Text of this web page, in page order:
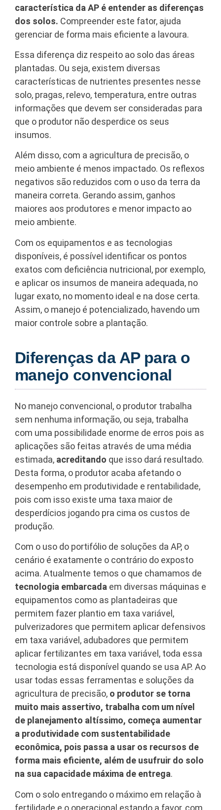
característica da AP é entender as diferenças
dos solos. Compreender este fator, ajuda
gerenciar de forma mais eficiente a lavoura.
Essa diferença diz respeito ao solo das áreas
plantadas. Ou seja, existem diversas
características de nutrientes presentes nesse
solo, pragas, relevo, temperatura, entre outras
informações que devem ser consideradas para
que o produtor não desperdice os seus
insumos.
Além disso, com a agricultura de precisão, o
meio ambiente é menos impactado. Os reflexos
negativos são reduzidos com o uso da terra da
maneira correta. Gerando assim, ganhos
maiores aos produtores e menor impacto ao
meio ambiente.
Com os equipamentos e as tecnologias
disponíveis, é possível identificar os pontos
exatos com deficiência nutricional, por exemplo,
e aplicar os insumos de maneira adequada, no
lugar exato, no momento ideal e na dose certa.
Assim, o manejo é potencializado, havendo um
maior controle sobre a plantação.
Diferenças da AP para o
manejo convencional
No manejo convencional, o produtor trabalha
sem nenhuma informação, ou seja, trabalha
com uma possibilidade enorme de erros pois as
aplicações são feitas através de uma média
estimada, acreditando que isso dará resultado.
Desta forma, o produtor acaba afetando o
desempenho em produtividade e rentabilidade,
pois com isso existe uma taxa maior de
desperdícios jogando pra cima os custos de
produção.
Com o uso do portifólio de soluções da AP, o
cenário é exatamente o contrário do exposto
acima. Atualmente temos o que chamamos de
tecnologia embarcada em diversas máquinas e
equipamentos como as plantadeiras que
permitem fazer plantio em taxa variável,
pulverizadores que permitem aplicar defensivos
em taxa variável, adubadores que permitem
aplicar fertilizantes em taxa variável, toda essa
tecnologia está disponível quando se usa AP. Ao
usar todas essas ferramentas e soluções da
agricultura de precisão, o produtor se torna
muito mais assertivo, trabalha com um nível
de planejamento altíssimo, começa aumentar
a produtividade com sustentabilidade
econômica, pois passa a usar os recursos de
forma mais eficiente, além de usufruir do solo
na sua capacidade máxima de entrega.
Com o solo entregando o máximo em relação à
fertilidade e o operacional estando a favor, com